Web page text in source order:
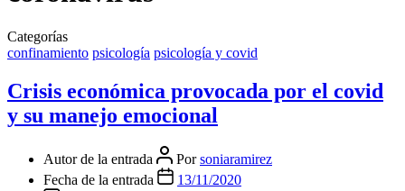
Categorías
confinamiento psicología psicología y covid
Crisis económica provocada por el covid
y su manejo emocional
Autor de la entrada Porsoniaramirez
Fecha de la entrada
13/11/2020